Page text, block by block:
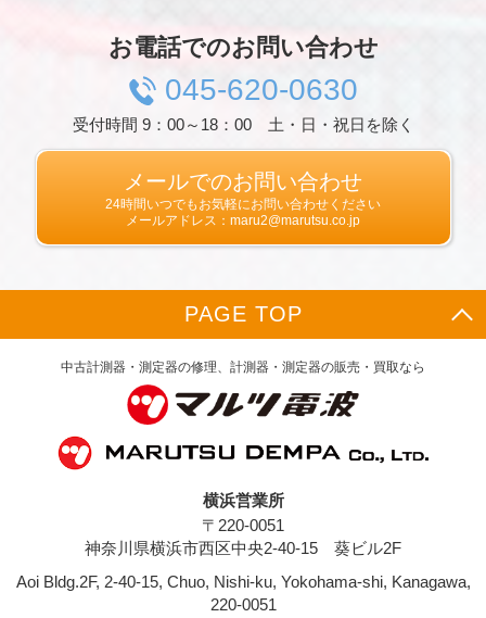
郵便番号や性別，職業，年齢，ユーザーのIPア
識別情報などを指します。
第２条（プライバシー情報の収集方法）
当社は，ユーザーが利用登録をする際に氏名，
生年月日，住所，電話番号，メールアドレス，
銀行口座番号，クレジットカード番号，運転免
許証番号などの個人情報をお尋ねすることがあ
下，｢提携先｣といいます。）などから収集する
ことがあります。
当社は，ユーザーについて，利用したサービス
やソフトウエア，購入した商品，閲覧したペー
ジや広告の履歴，検索した検索キーワード，利
用日時，利用方法，利用環境（携帯端末を通じ
てご利用の場合の当該端末の通信状態，利用に
際しての各種設定情報なども含みます），IPア
識別情報などの履歴情報および特性情報を，ユ
ーザーが当社や提携先のサービスを利用しまた
はページを閲覧する際に収集します。
第３条（個人情報を収集・利用する目的）
当社が個人情報を収集・利用する目的は，以下
お電話でのお問い合わせ
045-620-0630
受付時間 9：00～18：00 土・日・祝日を除く
メールでのお問い合わせ
24時間いつでもお気軽にお問い合わせください
メールアドレス：maru2@marutsu.co.jp
PAGE TOP
中古計測器・測定器の修理、計測器・測定器の販売・買取なら
横浜営業所
〒220-0051
神奈川県横浜市西区中央2-40-15 葵ビル2F
Aoi Bldg.2F, 2-40-15, Chuo, Nishi-ku, Yokohama-shi, Kanagawa,
220-0051